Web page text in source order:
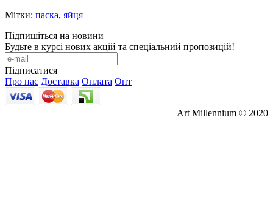
Мітки: паска, яйця
Підпишіться на новини
Будьте в курсі нових акцій та спеціальний пропозицій!
Підписатися
Про нас Доставка Оплата Опт
Art Millennium © 2020